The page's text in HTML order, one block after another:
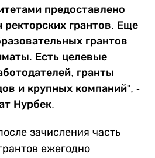
предоставлено
ректорских грантов. Еще
грантов
Есть целевые
гранты
и крупных компаний", -
Нурбек.
зачисления часть
ежегодно